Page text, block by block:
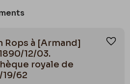
à [Armand]
12/03.
royale de
62